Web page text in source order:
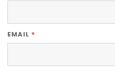
EMAIL *